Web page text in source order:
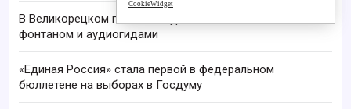
В Великорецком появится туристическая зона с
фонтаном и аудиогидами
«Единая Россия» стала первой в федеральном
бюллетене на выборах в Госдуму
CookieWidget